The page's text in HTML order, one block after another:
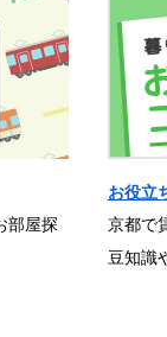
部屋探
お役立
京都で
豆知識